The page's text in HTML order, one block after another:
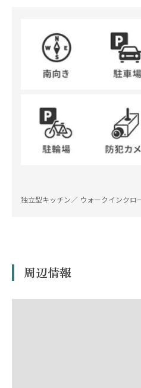
独立型キッチン／ ウォークインクロ
周辺情報